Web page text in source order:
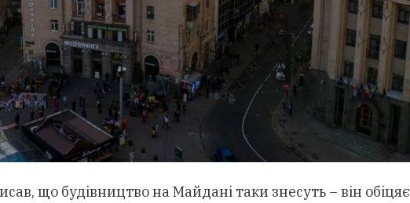
що будівництво на Майдані таки знесуть – він обіцяє